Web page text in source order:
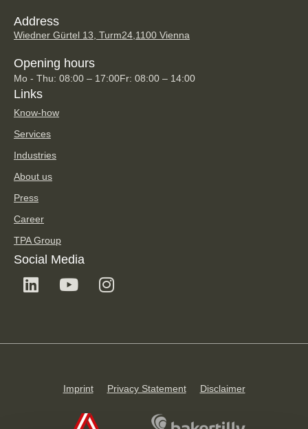
Address
Wiedner Gürtel 13, Turm24, 1100 Vienna
Opening hours
Mo - Thu: 08:00 – 17:00Fr: 08:00 – 14:00
Links
Know-how
Services
Industries
About us
Press
Career
TPA Group
Social Media
Imprint Privacy Statement Disclaimer